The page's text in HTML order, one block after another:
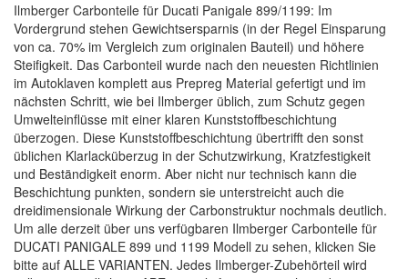
Ilmberger Carbonteile für Ducati Panigale 899/1199: Im
Vordergrund stehen Gewichtsersparnis (in der Regel Einsparung
von ca. 70% im Vergleich zum originalen Bauteil) und höhere
Steifigkeit. Das Carbonteil wurde nach den neuesten Richtlinien
im Autoklaven komplett aus Prepreg Material gefertigt und im
nächsten Schritt, wie bei Ilmberger üblich, zum Schutz gegen
Umwelteinflüsse mit einer klaren Kunststoffbeschichtung
überzogen. Diese Kunststoffbeschichtung übertrifft den sonst
üblichen Klarlacküberzug in der Schutzwirkung, Kratzfestigkeit
und Beständigkeit enorm. Aber nicht nur technisch kann die
Beschichtung punkten, sondern sie unterstreicht auch die
dreidimensionale Wirkung der Carbonstruktur nochmals deutlich.
Um alle derzeit über uns verfügbaren Ilmberger Carbonteile für
DUCATI PANIGALE 899 und 1199 Modell zu sehen, klicken Sie
bitte auf ALLE VARIANTEN. Jedes Ilmberger-Zubehörteil wird